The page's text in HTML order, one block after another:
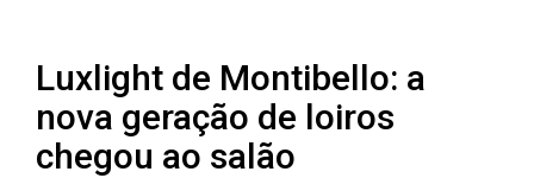
Luxlight de Montibello: a
nova geração de loiros
chegou ao salão